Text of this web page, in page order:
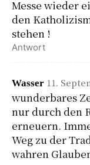
Messe wieder
den
stehen !
Antwort
Wasser 11.
wunderbares
nur durch den
erneuern.
Weg zu der
wahren